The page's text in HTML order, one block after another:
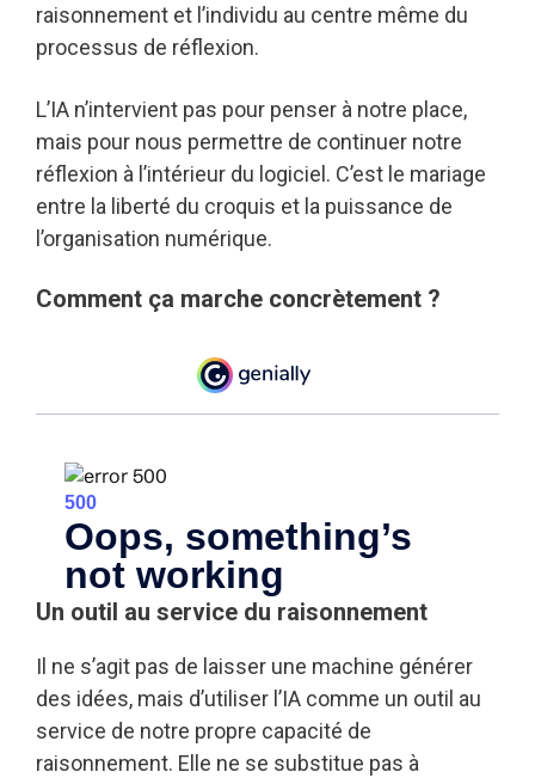
raisonnement et l’individu au centre même du
processus de réflexion.
L’IA n’intervient pas pour penser à notre place,
mais pour nous permettre de continuer notre
réflexion à l’intérieur du logiciel. C’est le mariage
entre la liberté du croquis et la puissance de
l’organisation numérique.
Comment ça marche concrètement ?
Un outil au service du raisonnement
Il ne s’agit pas de laisser une machine générer
des idées, mais d’utiliser l’IA comme un outil au
service de notre propre capacité de
raisonnement. Elle ne se substitue pas à